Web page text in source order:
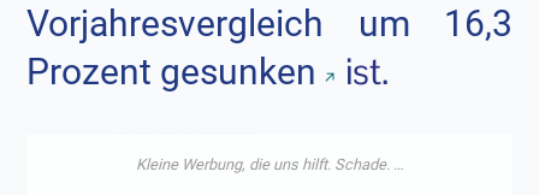
Vorjahresvergleich um 16,3
Prozent gesunken
ist.